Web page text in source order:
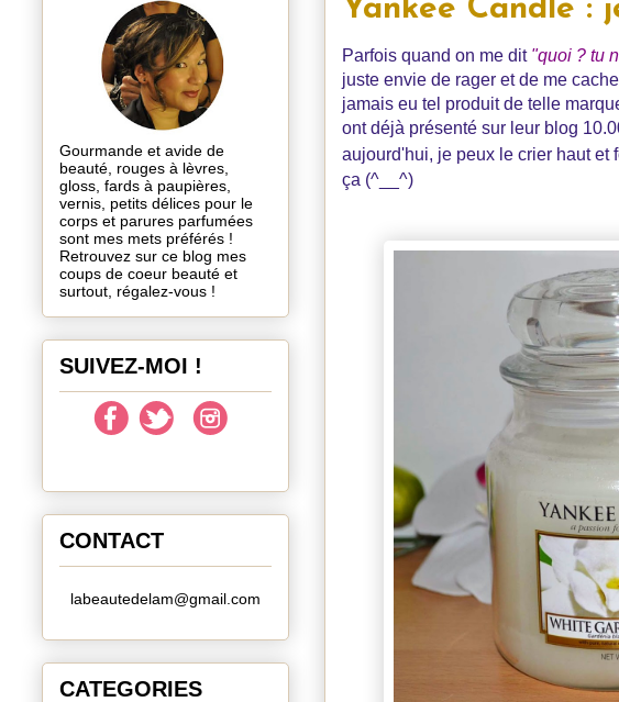
Yankee Candle :
Parfois quand on me dit"quoi ? tu
juste envie de rager et de me
jamais eu tel produit de telle
ont déjà présenté sur leur blog
aujourd'hui, je peux le crier haut et
ça (^__^)
Gourmande et avide de
beauté, rouges à lèvres,
gloss, fards à paupières,
vernis, petits délices pour le
corps et parures parfumées
sont mes mets préférés !
Retrouvez sur ce blog mes
coups de coeur beauté et
surtout, régalez-vous !
SUIVEZ-MOI !
CONTACT
labeautedelam@gmail.com
CATEGORIES